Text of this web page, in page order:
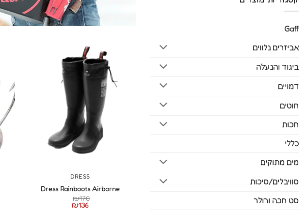
Gaff
אביזרים נלווים
ביגוד והנעלה
דמויים
חוטים
חכות
כללי
מים מתוקים
סוויבלים/סיכות
סט חכה ורולר
DRESS
Dress Rainboots Airborne
₪170
₪136